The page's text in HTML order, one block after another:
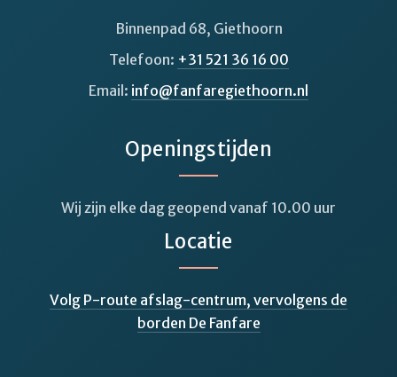
Binnenpad 68, Giethoorn
Telefoon: +31 521 36 16 00
Email: info@fanfaregiethoorn.nl
Openingstijden
Wij zijn elke dag geopend vanaf 10.00 uur
Locatie
Volg P-route afslag-centrum, vervolgens de
borden De Fanfare